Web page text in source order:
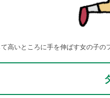
高いところに手を伸ばす女の子の